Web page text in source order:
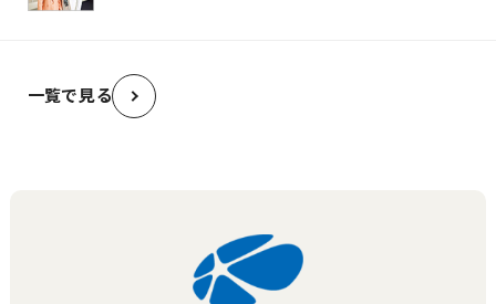
一覧で見る